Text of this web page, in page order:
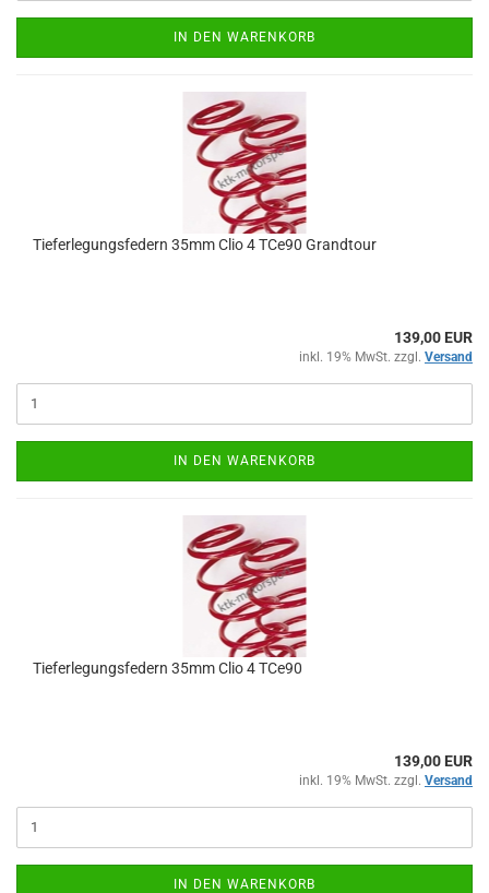
IN DEN WARENKORB
Tieferlegungsfedern 35mm Clio 4 TCe90 Grandtour
139,00 EUR
inkl. 19% MwSt. zzgl. Versand
IN DEN WARENKORB
Tieferlegungsfedern 35mm Clio 4 TCe90
139,00 EUR
inkl. 19% MwSt. zzgl. Versand
IN DEN WARENKORB